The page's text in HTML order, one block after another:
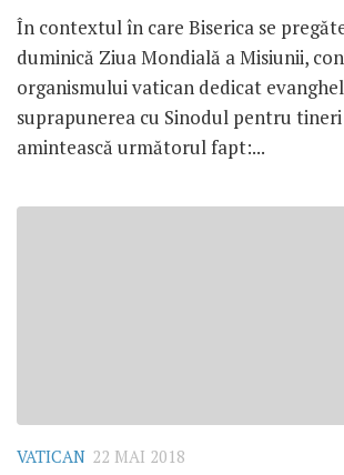
În contextul în care Biserica se
duminică Ziua Mondială a Misiunii,
organismului vatican dedicat
suprapunerea cu Sinodul pentru tineri
amintească următorul fapt:...
VATICAN 22 MAI 2018